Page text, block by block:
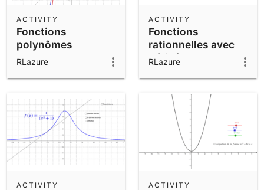
Fonctions
polynômes
ACTIVITY
RLazure
Fonctions
rationnelles avec
dérivées. ex 1
ACTIVITY
RLazure
ACTIVITY ACTIVITY